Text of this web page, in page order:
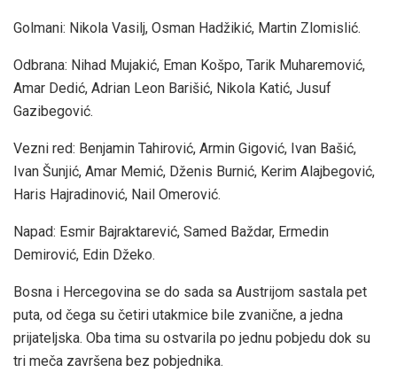
Golmani: Nikola Vasilj, Osman Hadžikić, Martin Zlomislić.
Odbrana: Nihad Mujakić, Eman Košpo, Tarik Muharemović,
Amar Dedić, Adrian Leon Barišić, Nikola Katić, Jusuf
Gazibegović.
Vezni red: Benjamin Tahirović, Armin Gigović, Ivan Bašić,
Ivan Šunjić, Amar Memić, Dženis Burnić, Kerim Alajbegović,
Haris Hajradinović, Nail Omerović.
Napad: Esmir Bajraktarević, Samed Baždar, Ermedin
Demirović, Edin Džeko.
Bosna i Hercegovina se do sada sa Austrijom sastala pet
puta, od čega su četiri utakmice bile zvanične, a jedna
prijateljska. Oba tima su ostvarila po jednu pobjedu dok su
tri meča završena bez pobjednika.